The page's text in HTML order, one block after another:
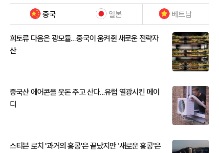
중국 일본 베트남
희토류 다음은 광모듈…중국이 움켜쥔 새로운 전략자
산
중국산 에어콘을 웃돈 주고 산다...유럽 열광시킨 메이
디
스티븐 로치 '과거의 홍콩'은 끝났지만 '새로운 홍콩'은